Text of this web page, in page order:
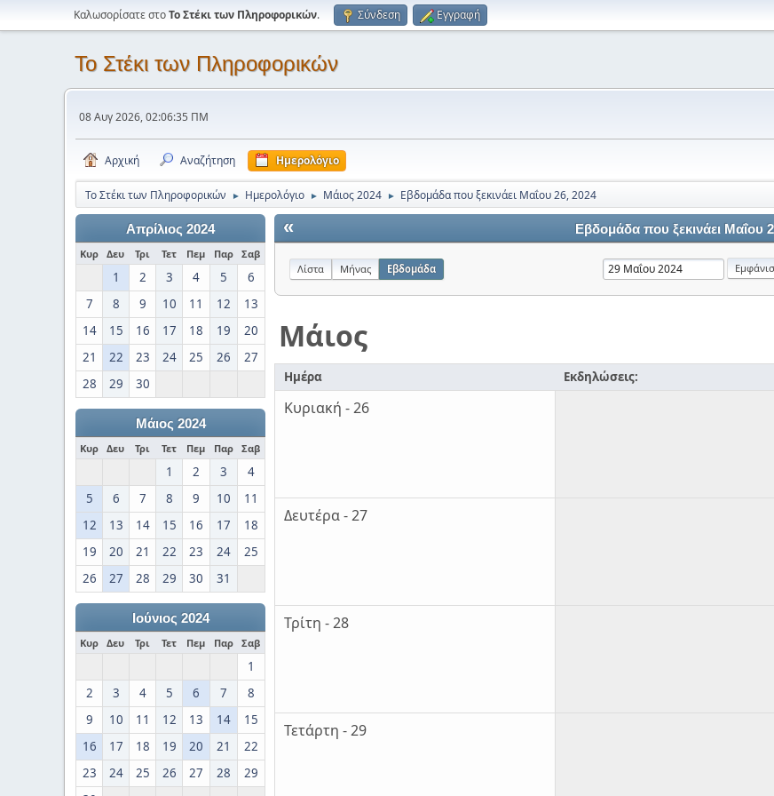
Καλωσορίσατε στοΤο Στέκι των Πληροφορικών. Σύνδεση Εγγραφή
Το Στέκι των Πληροφορικών
08 Αυγ 2026, 02:06:35 ΠΜ
Αρχική Αναζήτηση Ημερολόγιο
Το Στέκι των Πληροφορικών ► Ημερολόγιο ► Μάιος 2024 ► Εβδομάδα που ξεκινάει Μαΐου 26, 2024
Απρίλιος 2024
Κυρ Δευ Τρι Τετ Πεμ Παρ Σαβ
1 2 3 4 5
6
7
8 9 10 11 12
13
14
15 16 17 18 19
20
21
22 23 24 25 26
27
28
29 30
Μάιος 2024
Κυρ Δευ Τρι Τετ Πεμ Παρ Σαβ
1 2 3
4
5
6 7 8 9 10
11
12
13 14 15 16 17
18
19
20 21 22 23 24
25
26
27 28 29 30 31
Ιούνιος 2024
Κυρ Δευ Τρι Τετ Πεμ Παρ Σαβ
1
2
3 4 5 6 7
8
9
10 11 12 13 14
15
16
17 18 19 20 21
22
23
24 25 26 27 28
29
« Εβδομάδα που ξεκινάει Μαΐου
Λίστα Μήνας Εβδομάδα
Μάιος
Ημέρα Εκδηλώσεις:
Κυριακή - 26
Δευτέρα - 27
Τρίτη - 28
Τετάρτη - 29